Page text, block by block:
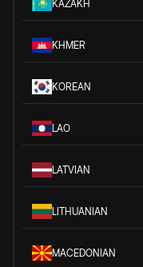
KAZAKH
KHMER
KOREAN
LAO
LATVIAN
LITHUANIAN
MACEDONIAN